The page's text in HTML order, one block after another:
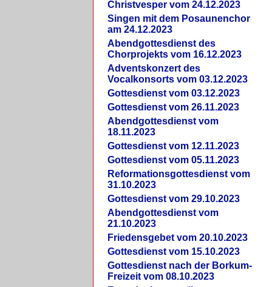
Christvesper vom 24.12.2023
Singen mit dem Posaunenchor
am 24.12.2023
Abendgottesdienst des
Chorprojekts vom 16.12.2023
Adventskonzert des
Vocalkonsorts vom 03.12.2023
Gottesdienst vom 03.12.2023
Gottesdienst vom 26.11.2023
Abendgottesdienst vom
18.11.2023
Gottesdienst vom 12.11.2023
Gottesdienst vom 05.11.2023
Reformationsgottesdienst vom
31.10.2023
Gottesdienst vom 29.10.2023
Abendgottesdienst vom
21.10.2023
Friedensgebet vom 20.10.2023
Gottesdienst vom 15.10.2023
Gottesdienst nach der Borkum-
Freizeit vom 08.10.2023